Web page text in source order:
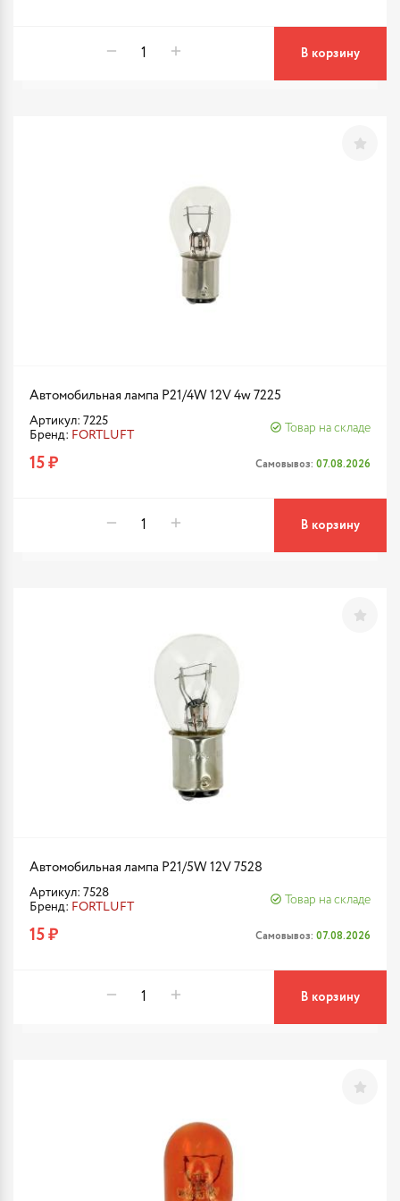
В корзину
Автомобильная лампа P21/4W 12V 4w 7225
Артикул: 7225
Бренд: FORTLUFT
Товар на складе
15 ₽ Самовывоз: 07.08.2026
В корзину
Автомобильная лампа P21/5W 12V 7528
Артикул: 7528
Бренд: FORTLUFT
Товар на складе
15 ₽ Самовывоз: 07.08.2026
В корзину